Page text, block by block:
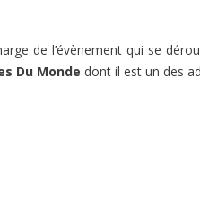
de l’évènement qui se
Du Monde dont il est un des